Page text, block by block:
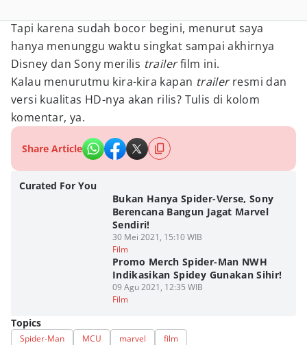
Tapi karena sudah bocor begini, menurut saya
hanya menunggu waktu singkat sampai akhirnya
Disney dan Sony merilis trailerfilm ini.
Kalau menurutmu kira-kira kapan trailerresmi dan
versi kualitas HD-nya akan rilis? Tulis di kolom
komentar, ya.
Share Article
Curated For You
Bukan Hanya Spider-Verse, Sony
Berencana Bangun Jagat Marvel
Sendiri!
30 Mei 2021, 15:10 WIB
Film
Promo Merch Spider-Man NWH
Indikasikan Spidey Gunakan Sihir!
09 Agu 2021, 12:35 WIB
Film
Topics
Spider-Man MCU marvel film